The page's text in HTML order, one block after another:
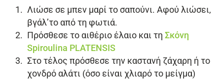
Λιώσε σε μπεν μαρί το σαπούνι. Αφού λιώσει,
βγάλ’το από τη φωτιά.
Πρόσθεσε το αιθέριο έλαιο και τη Σκόνη
Spiroulina PLATENSIS
Στο τέλος πρόσθεσε την καστανή ζάχαρη ή το
χονδρό αλάτι (όσο είναι χλιαρό το μείγμα)